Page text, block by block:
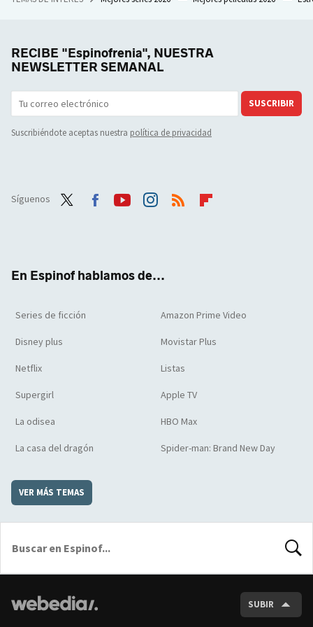
RECIBE "Espinofrenia", NUESTRA
NEWSLETTER SEMANAL
SUSCRIBIR
Suscribiéndote aceptas nuestra política de privacidad
Síguenos
En Espinof hablamos de...
Series de ficción Amazon Prime Video
Disney plus Movistar Plus
Netflix Listas
Supergirl Apple TV
La odisea HBO Max
La casa del dragón Spider-man: Brand New Day
VER MÁS TEMAS
SUBIR